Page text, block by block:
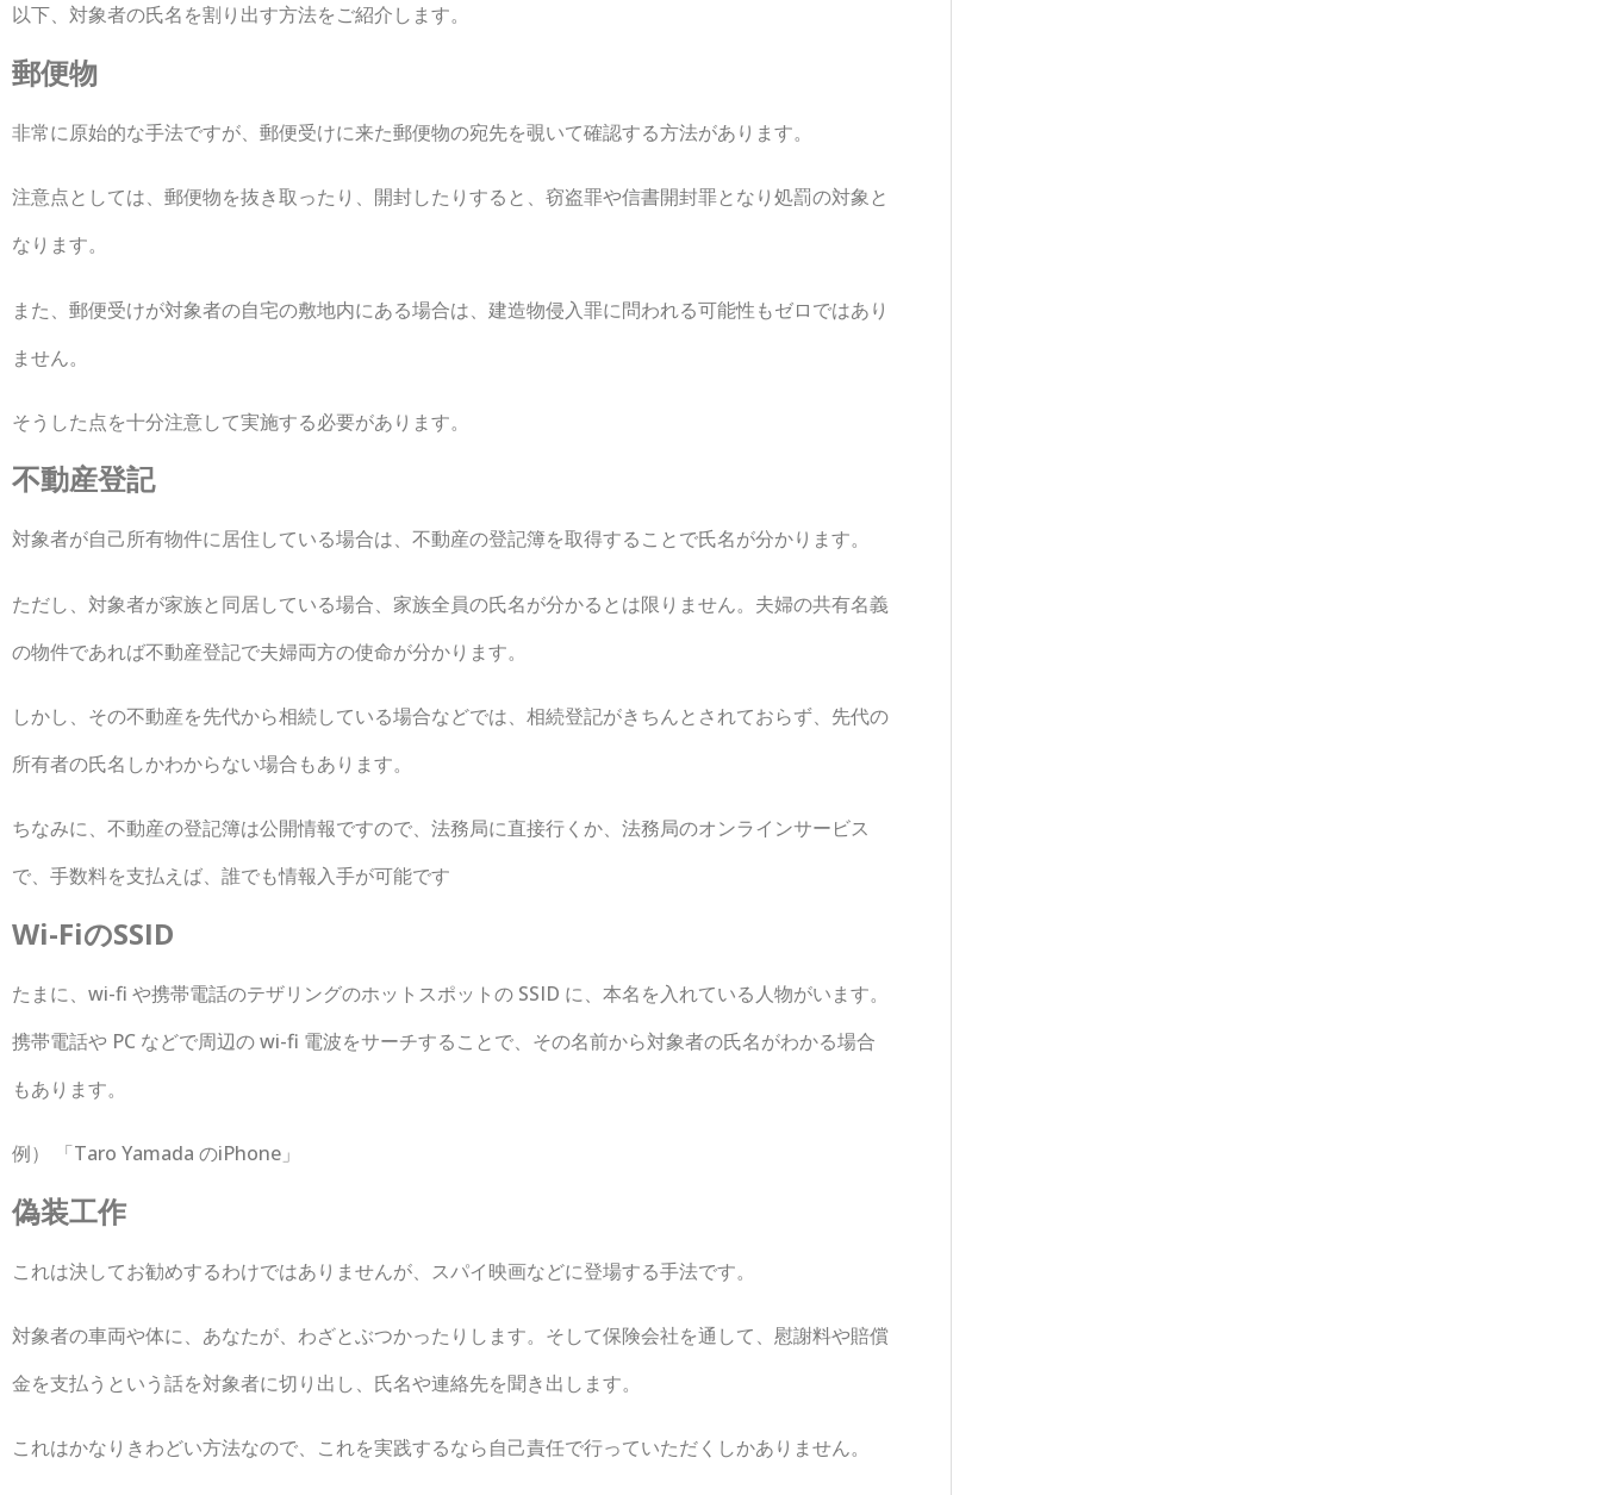
以下、対象者の氏名を割り出す方法をご紹介します。
郵便物
非常に原始的な手法ですが、郵便受けに来た郵便物の宛先を覗いて確認する方法があります。
注意点としては、郵便物を抜き取ったり、開封したりすると、窃盗罪や信書開封罪となり処罰の対象と
なります。
また、郵便受けが対象者の自宅の敷地内にある場合は、建造物侵入罪に問われる可能性もゼロではあり
ません。
そうした点を十分注意して実施する必要があります。
不動産登記
対象者が自己所有物件に居住している場合は、不動産の登記簿を取得することで氏名が分かります。
ただし、対象者が家族と同居している場合、家族全員の氏名が分かるとは限りません。夫婦の共有名義
の物件であれば不動産登記で夫婦両方の使命が分かります。
しかし、その不動産を先代から相続している場合などでは、相続登記がきちんとされておらず、先代の
所有者の氏名しかわからない場合もあります。
ちなみに、不動産の登記簿は公開情報ですので、法務局に直接行くか、法務局のオンラインサービス
で、手数料を支払えば、誰でも情報入手が可能です
Wi-FiのSSID
たまに、wi-fi や携帯電話のテザリングのホットスポットの SSID に、本名を入れている人物がいます。
携帯電話や PC などで周辺の wi-fi 電波をサーチすることで、その名前から対象者の氏名がわかる場合
もあります。
例） 「Taro Yamada のiPhone」
偽装工作
これは決してお勧めするわけではありませんが、スパイ映画などに登場する手法です。
対象者の車両や体に、あなたが、わざとぶつかったりします。そして保険会社を通して、慰謝料や賠償
金を支払うという話を対象者に切り出し、氏名や連絡先を聞き出します。
これはかなりきわどい方法なので、これを実践するなら自己責任で行っていただくしかありません。